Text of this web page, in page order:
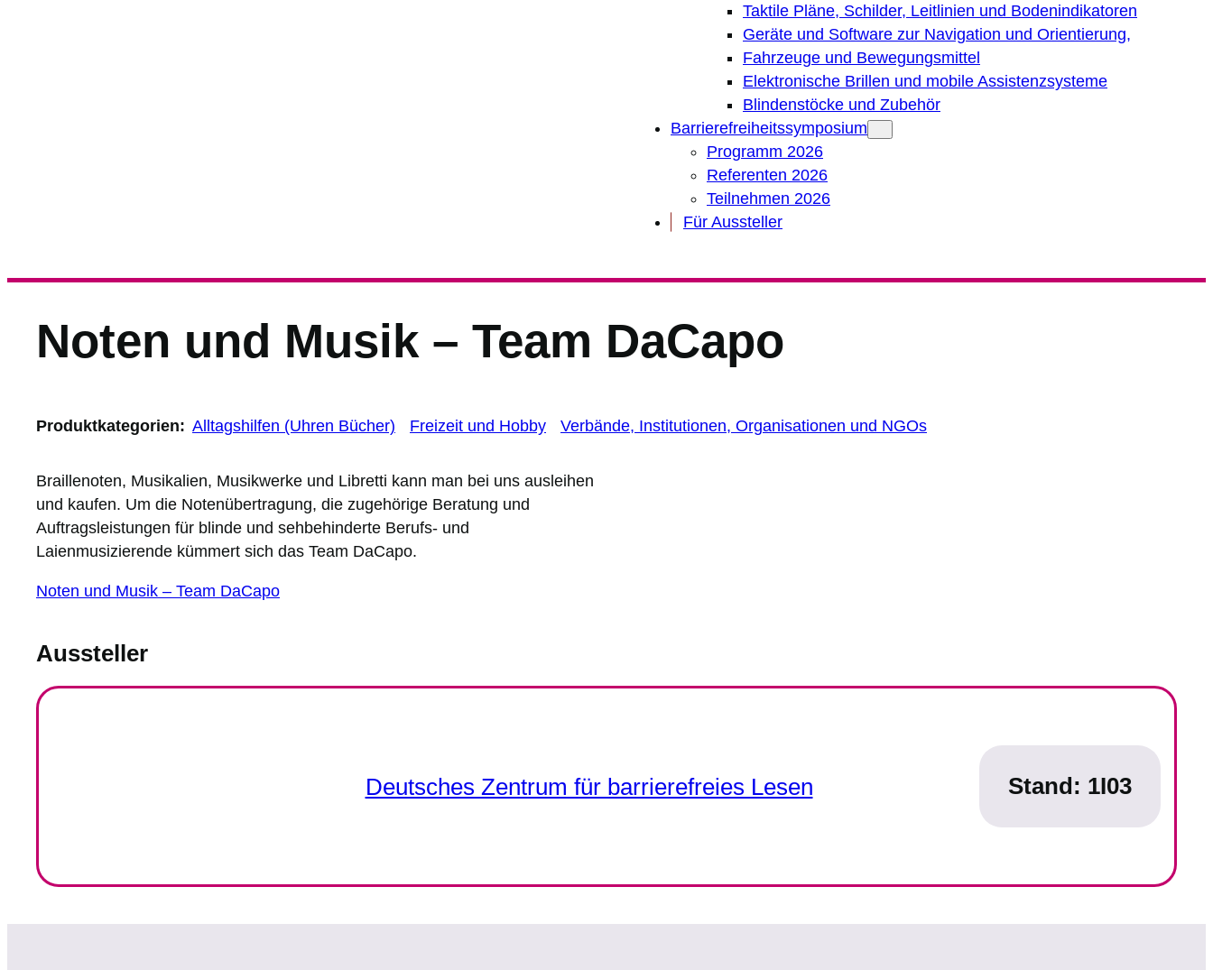
Taktile Pläne, Schilder, Leitlinien und Bodenindikatoren
Geräte und Software zur Navigation und Orientierung,
Fahrzeuge und Bewegungsmittel
Elektronische Brillen und mobile Assistenzsysteme
Blindenstöcke und Zubehör
Barrierefreiheitssymposium
Programm 2026
Referenten 2026
Teilnehmen 2026
Für Aussteller
Noten und Musik – Team DaCapo
Produktkategorien: Alltagshilfen (Uhren Bücher) Freizeit und Hobby Verbände, Institutionen, Organisationen und NGOs
Braillenoten, Musikalien, Musikwerke und Libretti kann man bei uns ausleihen
und kaufen. Um die Notenübertragung, die zugehörige Beratung und
Auftragsleistungen für blinde und sehbehinderte Berufs- und
Laienmusizierende kümmert sich das Team DaCapo.
Noten und Musik – Team DaCapo
Aussteller
Deutsches Zentrum für barrierefreies Lesen Stand: 1I03